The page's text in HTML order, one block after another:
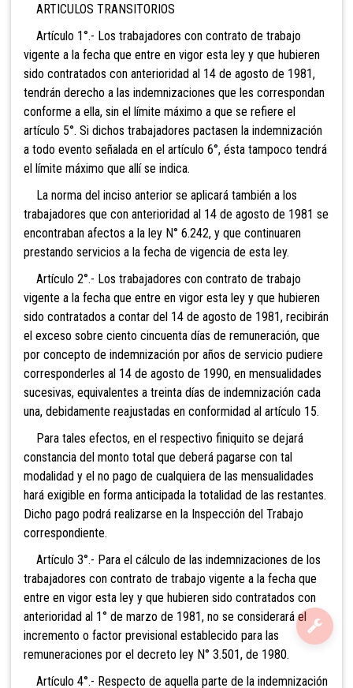
ARTICULOS TRANSITORIOS
Artículo 1°.- Los trabajadores con contrato de trabajo
vigente a la fecha que entre en vigor esta ley y que hubieren
sido contratados con anterioridad al 14 de agosto de 1981,
tendrán derecho a las indemnizaciones que les correspondan
conforme a ella, sin el límite máximo a que se refiere el
artículo 5°. Si dichos trabajadores pactasen la indemnización
a todo evento señalada en el artículo 6°, ésta tampoco tendrá
el límite máximo que allí se indica.
La norma del inciso anterior se aplicará también a los
trabajadores que con anterioridad al 14 de agosto de 1981 se
encontraban afectos a la ley N° 6.242, y que continuaren
prestando servicios a la fecha de vigencia de esta ley.
Artículo 2°.- Los trabajadores con contrato de trabajo
vigente a la fecha que entre en vigor esta ley y que hubieren
sido contratados a contar del 14 de agosto de 1981, recibirán
el exceso sobre ciento cincuenta días de remuneración, que
por concepto de indemnización por años de servicio pudiere
corresponderles al 14 de agosto de 1990, en mensualidades
sucesivas, equivalentes a treinta días de indemnización cada
una, debidamente reajustadas en conformidad al artículo 15.
Para tales efectos, en el respectivo finiquito se dejará
constancia del monto total que deberá pagarse con tal
modalidad y el no pago de cualquiera de las mensualidades
hará exigible en forma anticipada la totalidad de las restantes.
Dicho pago podrá realizarse en la Inspección del Trabajo
correspondiente.
Artículo 3°.- Para el cálculo de las indemnizaciones de los
trabajadores con contrato de trabajo vigente a la fecha que
entre en vigor esta ley y que hubieren sido contratados con
anterioridad al 1° de marzo de 1981, no se considerará el
incremento o factor previsional establecido para las
remuneraciones por el decreto ley N° 3.501, de 1980.
Artículo 4°.- Respecto de aquella parte de la indemnización